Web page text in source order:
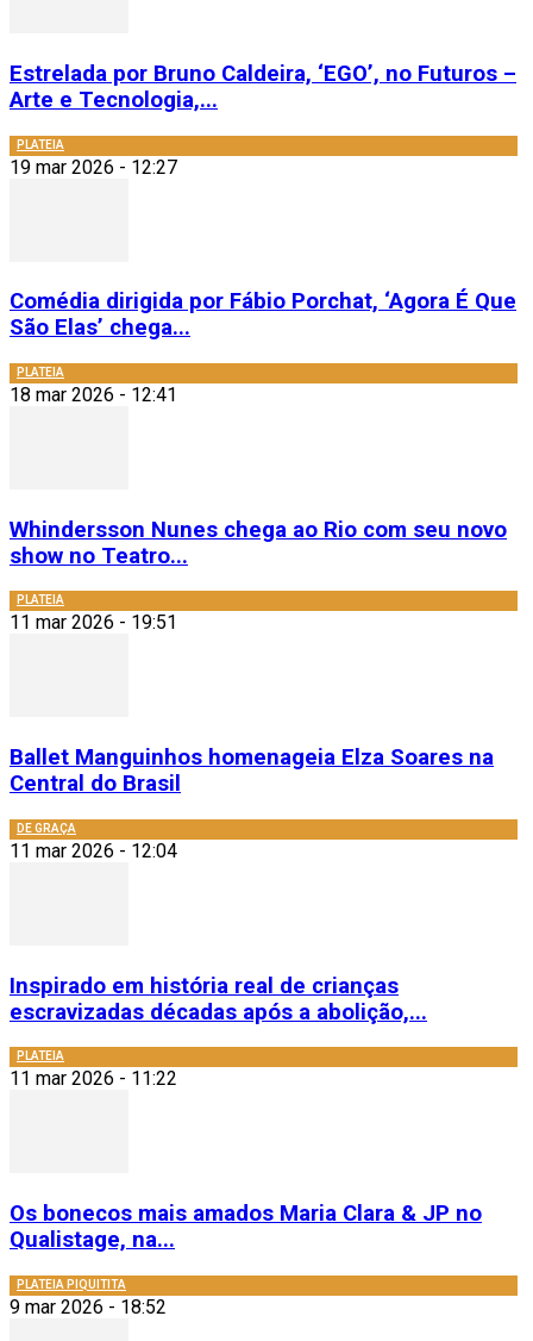
Estrelada por Bruno Caldeira, ‘EGO’, no Futuros –
Arte e Tecnologia,...
PLATEIA
19 mar 2026 - 12:27
Comédia dirigida por Fábio Porchat, ‘Agora É Que
São Elas’ chega...
PLATEIA
18 mar 2026 - 12:41
Whindersson Nunes chega ao Rio com seu novo
show no Teatro...
PLATEIA
11 mar 2026 - 19:51
Ballet Manguinhos homenageia Elza Soares na
Central do Brasil
DE GRAÇA
11 mar 2026 - 12:04
Inspirado em história real de crianças
escravizadas décadas após a abolição,...
PLATEIA
11 mar 2026 - 11:22
Os bonecos mais amados Maria Clara & JP no
Qualistage, na...
PLATEIA PIQUITITA
9 mar 2026 - 18:52